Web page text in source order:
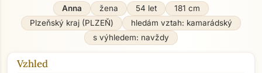
Anna žena 54 let
181 cm
Plzeňský kraj (PLZEŇ)
hledám vztah: kamarádský
s výhledem: navždy
Vzhled